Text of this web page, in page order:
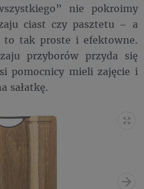
nie pokroimy
ciast czy pasztetu – a
to tak proste i efektowne.
przyborów przyda się
pomocnicy mieli zajęcie i
sałatkę.